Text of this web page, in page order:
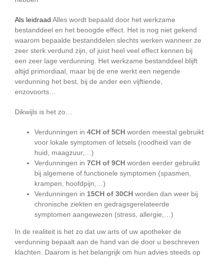
Als leidraad Alles wordt bepaald door het werkzame
bestanddeel en het beoogde effect. Het is nog niet gekend
waarom bepaalde bestanddelen slechts werken wanneer ze
zeer sterk verdund zijn, of juist heel veel effect kennen bij
een zeer lage verdunning. Het werkzame bestanddeel blijft
altijd primordiaal, maar bij de ene werkt een negende
verdunning het best, bij de ander een vijftiende,
enzovoorts…
Dikwijls is het zo…
Verdunningen in 4CH of 5CH worden meestal gebruikt
voor lokale symptomen of letsels (roodheid van de
huid, maagzuur,…)
Verdunningen in 7CH of 9CH worden eerder gebruikt
bij algemene of functionele symptomen (spasmen,
krampen, hoofdpijn,…)
Verdunningen in 15CH of 30CH worden dan weer bij
chronische ziekten en gedragsgerelateerde
symptomen aangewezen (stress, allergie,…)
In de realiteit is het zo dat uw arts of uw apotheker de
verdunning bepaalt aan de hand van de door u beschreven
klachten. Daarom is het belangrijk om hun advies steeds op